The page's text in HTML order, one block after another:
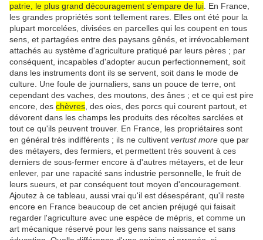
patrie, le plus grand découragement s'empare de lui . En France,
les grandes propriétés sont tellement rares. Elles ont été pour la
plupart morcelées, divisées en parcelles qui les coupent en tous
sens, et partagées entre des paysans gênés, et irrévocablement
attachés au système d'agriculture pratiqué par leurs pères ; par
conséquent, incapables d'adopter aucun perfectionnement, soit
dans les instruments dont ils se servent, soit dans le mode de
culture. Une foule de journaliers, sans un pouce de terre, ont
cependant des vaches, des moutons, des ânes ; et ce qui est pire
encore, des chèvres , des oies, des porcs qui courent partout, et
dévorent dans les champs les produits des récoltes sarclées et
tout ce qu'ils peuvent trouver. En France, les propriétaires sont
en général très indifférents ; ils ne cultivent vertust more que par des métayers, des fermiers, et permettent très souvent à ces derniers de sous-fermer encore à d'autres métayers, et de leur enlever, par une rapacité sans industrie personnelle, le fruit de leurs sueurs, et par conséquent tout moyen d'encouragement. Ajoutez à ce tableau, aussi vrai qu'il est désespérant, qu'il reste encore en France beaucoup de cet ancien préjugé qui faisait regarder l'agriculture avec une espèce de mépris, et comme un art mécanique réservé pour les gens sans naissance et sans éducation. Quelle différence d'une opinion si erronée, si méprisable à celle des nations où l'on regarde avec raison, l'agriculture comme une des branches les plus importantes de l'économie politique ; où la plus haute noblesse, et les personnes les plus opulentes, considèrent la carrière agricole comme celle qui honore le plus l'homme, quelle que soit sa naissance, celle qui offre le plus d'indépendance, et où l'on peut être le plus utile à ses semblables ! Par suite de cette opinion, elles font entrer dans l'éducation de leurs enfants l’étude de la chimie, de la botanique, de l'histoire naturelle et enfin de l'agriculture pratique. Ils puisent, dans ces différentes sciences, la théorie nécessaire pour l'appliquer à la culture des différentes espèces de sol. A toutes ces études, ils joignent encore celle de la mécanique ; ils s'appliquent à connaître la force si puissante des leviers et des résistances ; sur ces bases, ils ont construit des instruments d'agriculture d'un effet vraiment surprenant, et que les autres nations ont essayé d'imiter ; ils ont admirablement adapté ces instruments aux différentes espèces de sols et de produits. Enfin ils ont fait, pour le mécanisme agricole, ce qu'ils ont fait pour le mécanisme du commerce et des manufactures ; ils ont substitué l'action des machines à celle si coûteuse de la main-d’œuvre ; et, par ce moyen, ils ont décuplé les produits en diminuant proportionnellement les dépenses. Voilà ce que l'on fait en Angleterre, en Allemagne, et dans tous les pays habités par un peuple réfléchi, observateur, actif et persévérant. Pourquoi ne trouverait-on donc pas les mêmes avantages en France, chez la nation la plus ingénieuse d'Europe ? Cela vient de la grande différence dans l'esprit national qui, chez l'étranger, est mû par une impulsion de bien public, autant que d'intérêt particulier. Depuis qu'un nouvel ordre de choses a appelé en France les hommes de toutes classes, de tous les rangs, aux premiers honneurs de l'Etat, il n'est aucune carrière à laquelle elle se livre avec plus d'ardeur que celle de l'étude du droit public et l'intérêt des nations. Des esprits moins exaltés étudient l'art militaire, la jurisprudence, la médecine, mais l'agriculture ne forme point partie de l'éducation ; on la regarde comme au-dessous de l'attention d'une jeunesse bien élevée ; elle est abandonnée à la classe la plus grossière de la société. Pourquoi ne cherche-t-on pas, dans la vie simple de la campagne, les jouissances qu'on croit n'exister que dans les poursuites d'une ambition démesurée ? Si l'on sent le besoin de commander à ses semblables, n'a-t-on pas dans l'agriculture, une foule de gens dont on dirige les travaux, et qui doivent à ceux qui les emploie leur existence et celle de leur famille ? Si l'on cherche les richesses, n'en trouve-t-on pas dans les produits de la terre, qui sait si bien récompense ceux qui la cultivent avec soin ? Si l'on désire une vie indépendante et au-dessus des caprices de l'autorité, où la trouvera-t-on plus sûrement que sur une propriété à soi, qui devient un gouvernement dont on est le chef, une portion du globe où l'on est seigneur et maître ? Sous tous ces points de vue, l'agriculture ne présente-t-elle pas une carrière tout aussi avantageuse pour la jeunesse que celle de l'ambition et des honneurs auxquels elle se livre avec tant d'ardeur, et presque exclusivement à toute autre ? Jusqu'à ce que cette opinion soit plus généralement reçue en France, son agriculture demeurera toujours en arrière de celle de ces pays où l'on considère cette science sous ce point de vue, et où elle jouit, à un si haut degré, des secours et de la considération du gouvernement. Si les sociétés d'agriculture peuvent parvenir à opérer ce grand changement dans l'opinion de la nation française ; si elles peuvent convaincre les ministres de toute l'importance de l'agriculture, et leur faire considérer comme une des sources les plus assurée de la richesse nationale ; enfin si elles peuvent faire tomber sur elles ces rayons de lumière et d'honneur qui puissent la relever de l'obscurité où elle malheureusement restée jusqu'à ce jour, alors elles auront rendu à la France le service le plus important sous le rapport de la richesse territoriale et des immenses ressources qu'elle peut offrir au gouvernement. Jusqu'alors tous les perfectionnements en agriculture demeureront comparativement insignifiants : ils se borneront aux efforts de quelques individus dont le zèle isolé sera d'un effet presque nul sous le rapport de l'utilité publique. En effet, comment raisonnera un amateur d'agriculture qui voudrait coopérer au perfectionnement de cet art en France ? Comment ai-je raisonné moi-même, lorsque j'ai voulu établir la ferme pratique de GAUDRU ? Je ne cherchais pas, me suis-je dit, à lutter contre un torrent rapide et semé d'obstacles et de difficultés ; je ne chercherai pas à établir au-delà des limites de mes domaines un système de culture auquel le paysan répugne, et le propriétaire paraît si indifférent ; non, de pareilles réformes sont impossibles dans l'état actuel des choses. Je me contenterai donc de chercher une propriété située dans un terrain fertile, une propriété compacte, sans division, sans mélange avec d'autres ; une propriété d'une étendue suffisante pour que ma surveillance puisse, sans trop de fatigue, s'étendre sur toutes ses parties ; en un mot, une propriété que mon fils, qui a les mêmes goûts, et moi puissions faire valoir sans le secours de fermiers, de métayers, sans autres collaborateurs que des journaliers et des domestiques pour exécuter aveuglément le mode de culture que nous jugerons le plus avantageux, et mettre en pratique ce que nous avons trouvé le plus utile dans nos voyages à l'étranger. Pour remplir ces vues, j'ai acquis la terre de GAUDRU. C'est une propriété d'une médiocre étendue, dont le sol est généralement fertile, mais tombé dans l'état d'inculture le plus déplorable, dévoré, depuis de longues années, par des plantes et des herbes parasites de toute espèce, sans un seul fossé de défense, de dessèchement ou d'irrigation, sans haies de clôture, sans maison d'habitation, sans bâtiments quelconques d'exploitation en état de service ; en un mot, n'offrant sous tous les rapports, qu'une terre complètement en friche, où tout était à faire ; c'est là précisément ce qu'il me fait pour créer une ferme comme je la voulais. Après avoir fait l'acquisition de GAUDRU, notre premier soin a été d'éloigner, par achat ou par échange, toute propriété étrangère qui rompait la continuité de la nôtre ; cette opération indispensable une fois accomplie, nous avons complètement enfermé la propriété de grands fossés capables d'en tracer les limites et d'en défendre l'entrée. De temps mémorial, les bêtes à laine et autres bestiaux paissaient indistinctement en commun ; ls étaient gardés par une même bergère fournie à tour de rôle, par tous les voisins. Cette coutume est la preuve du dernier état où peut tomber l'agriculture. Nous avons eu bien de la peine à éloigner de nos champs tant d'animaux dévorants, il a fallu épuiser tous les moyens de douceur, de patience et de fermeté. Nous avions déjà préparé avec le plus grand soin nos instruments aratoires, les charrues à train et le brandilloires, les extirpateurs à onze et à sept socs, les grandes et moyennes herses à dents de fer, la houe à cheval, les pettes charrues à un ou deux versoirs pour récoltes sarclées, les rayonneurs, les semoirs, etc., etc. Avec l'aide de ces instruments, nous avons bouleversé la terre à une grande profondeur, nous avons enlevé avec le plus grand soin toutes les grosses pierres capables de les arrêter ou de leur nuire, nous avons extirpé, avec une minutieuse attention, toutes les mauvaises herbes dont le sol était infecté ; lorsqu'il a été aussi bien nettoyé que des opérations faites en aussi peu de temps ont pu le permettre, nous nous sommes attachés à faire une analyse exacte des différentes espèces de terre, afin de donner à chacune une destination qui lui était la plus propre. Ceci était indispensable pour établir une rotation avantageuse des récoltes. Arrivés à ce point de notre entreprise, nous avons commencé à donner des labours profonds et énergiques à la terre ; nous l'avons ouverte en tous sens ; et, lorsqu'elle a été parfaitement meuble, nous avons employé l'extirpateur pour arracher et détruire les mauvaises plantes que nous avons toujours essayé de surprendre au moment de la végétation, moyen indispensable pour en détruire l'espèce. Enfin nous avons établi nos fossés d'écoulement au moyen des charrues à deux versoirs, en sorte que pas un de nos champs ne se trouvait refroidi ou gâté par un trop long séjour des eaux pluviales et stagnantes. Il serait trop long de donner aujourd'hui la description de nos instruments aratoires, et de dire en quoi ils diffèrent de ceux dont on a introduit l'usage. Nous avons montré avec soin à tous ceux qui sont venus visiter nos travaux la manière dont il fallait monter ces charrues et s'en servir, et les avantages considérables qu'elles avaient sur les autres ; nous leur avons fait voir l'utilité de chaque instrument en particulier, et on a été, en général, si convaincu de leur supériorité, qu'on nous a demandé 150 charrues seulement, sans compter les autres espèces d'instruments, dont 26 pour Paris, 24 pour Tours, et les autres pour différents propriétaires éloignés et du voisinage ; mais il est encore douteux que nous entreprenions une branche qui